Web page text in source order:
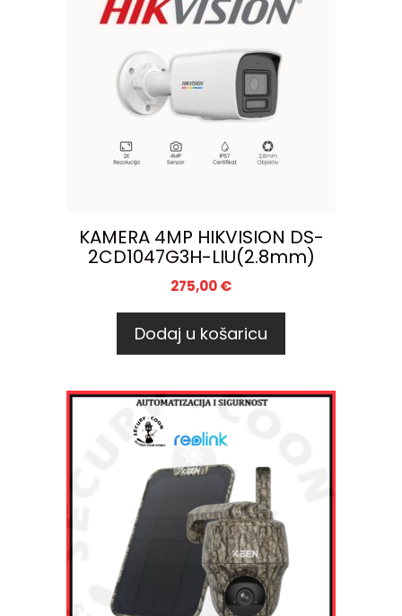
KAMERA 4MP HIKVISION DS-
2CD1047G3H-LIU(2.8mm)
275,00€
Dodaj u košaricu